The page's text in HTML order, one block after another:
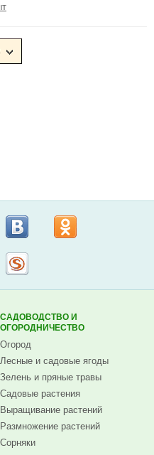
САДОВОДСТВО И
ОГОРОДНИЧЕСТВО
Огород
Лесные и садовые ягоды
Зелень и пряные травы
Садовые растения
Выращивание растений
Размножение растений
Сорняки